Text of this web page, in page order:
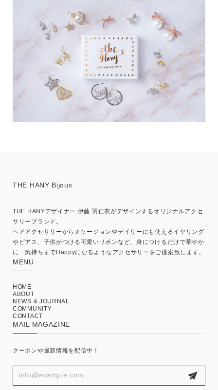
THE HANY Bijoux
THE HANYデザイナー 伊藤 羽仁衣がデザインするオリジナルアクセ
サリーブランド。
ヘアアクセサリーからオケージョンやデイリーにも使えるイヤリング
やピアス、子供がつける可愛いリボンなど、身につけるだけで華やか
に…気持ちまでHappyになるようなアクセサリーをご提案致します。
MENU
HOME
ABOUT
NEWS & JOURNAL
COMMUNITY
CONTACT
MAIL MAGAZINE
クーポンや最新情報を配信中！